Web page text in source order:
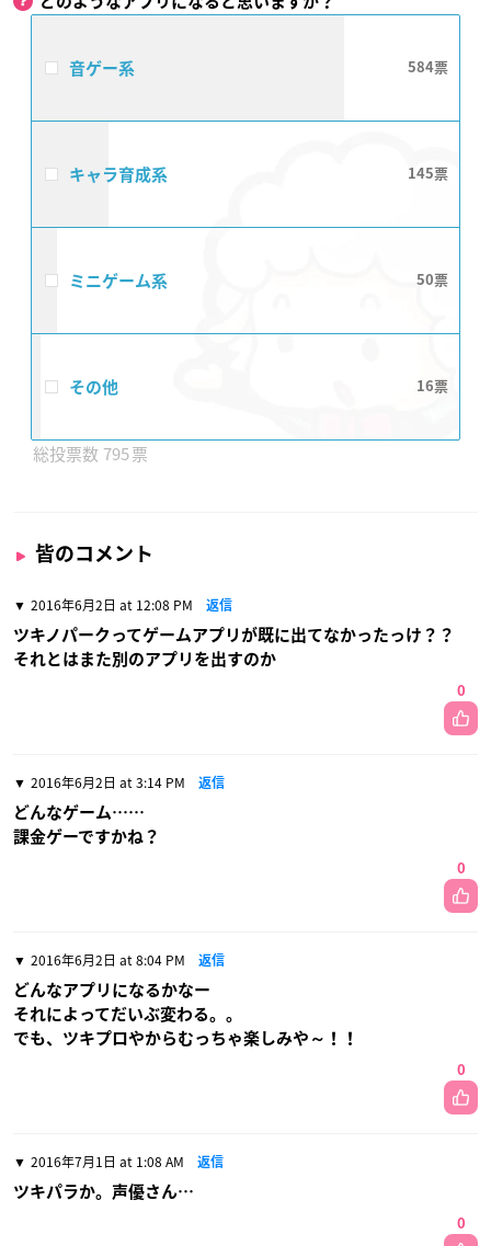
音ゲー系 584
キャラ育成系 145
ミニゲーム系 50
その他 16
795
皆のコメント
2016年6月2日 at 12:08 PM 返信
ツキノパークってゲームアプリが既に出てなかったっけ？？
それとはまた別のアプリを出すのか
0
2016年6月2日 at 3:14 PM 返信
どんなゲーム……
課金ゲーですかね？
0
2016年6月2日 at 8:04 PM 返信
どんなアプリになるかなー
それによってだいぶ変わる。。
でも、ツキプロやからむっちゃ楽しみや～！！
0
2016年7月1日 at 1:08 AM 返信
ツキパラか。声優さん…
0